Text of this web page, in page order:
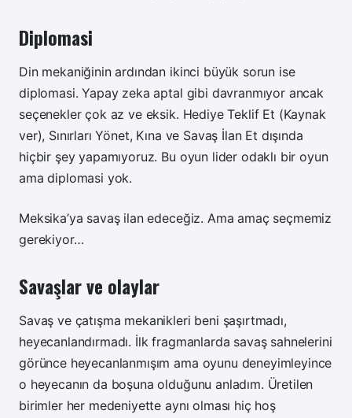
Diplomasi
Din mekaniğinin ardından ikinci büyük sorun ise
diplomasi. Yapay zeka aptal gibi davranmıyor ancak
seçenekler çok az ve eksik. Hediye Teklif Et (Kaynak
ver), Sınırları Yönet, Kına ve Savaş İlan Et dışında
hiçbir şey yapamıyoruz. Bu oyun lider odaklı bir oyun
ama diplomasi yok.
Meksika’ya savaş ilan edeceğiz. Ama amaç seçmemiz
gerekiyor…
Savaşlar ve olaylar
Savaş ve çatışma mekanikleri beni şaşırtmadı,
heyecanlandırmadı. İlk fragmanlarda savaş sahnelerini
görünce heyecanlanmışım ama oyunu deneyimleyince
o heyecanın da boşuna olduğunu anladım. Üretilen
birimler her medeniyette aynı olması hiç hoş